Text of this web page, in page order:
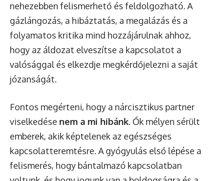
nehezebben felismerhető és feldolgozható. A
gázlángozás, a hibáztatás, a megalázás és a
folyamatos kritika mind hozzájárulnak ahhoz,
hogy az áldozat elveszítse a kapcsolatot a
valósággal és elkezdje megkérdőjelezni a saját
józanságát.
Fontos megérteni, hogy a nárcisztikus partner
viselkedése nem a mi hibánk. Ők mélyen sérült
emberek, akik képtelenek az egészséges
kapcsolatteremtésre. A gyógyulás első lépése a
felismerés, hogy bántalmazó kapcsolatban